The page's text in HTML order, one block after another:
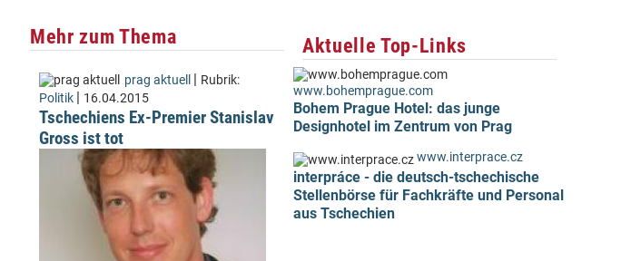
Mehr zum Thema
prag aktuell | Rubrik:
Politik | 16.04.2015
Tschechiens Ex-Premier Stanislav
Gross ist tot
Aktuelle Top-Links
www.bohemprague.com
Bohem Prague Hotel: das junge
Designhotel im Zentrum von Prag
www.interprace.cz
interpráce - die deutsch-tschechische
Stellenbörse für Fachkräfte und Personal
aus Tschechien